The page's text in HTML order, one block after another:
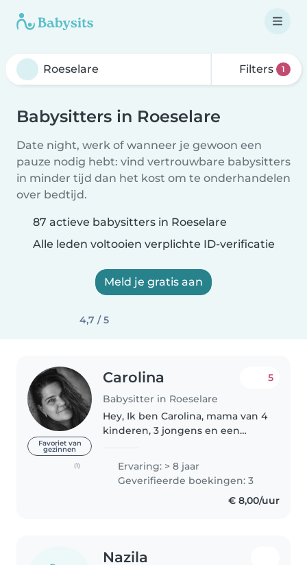
Filters 1
Babysitters in Roeselare
Date night, werk of wanneer je gewoon een
pauze nodig hebt: vind vertrouwbare babysitters
in minder tijd dan het kost om te onderhandelen
over bedtijd.
87 actieve babysitters in Roeselare
Alle leden voltooien verplichte ID-verificatie
Meld je gratis aan
4,7 / 5
Favoriet van
gezinnen
(1)
Carolina
Babysitter in Roeselare
5
Hey, Ik ben Carolina, mama van 4
kinderen, 3 jongens en een
en 23j en heb ik meer tijd om
andere dingen te doen zials
wandelen, haken, knutselen..
Ervaring: > 8 jaar
Geverifieerde boekingen: 3
€ 8,00/uur
Nazila